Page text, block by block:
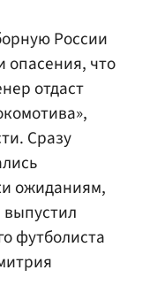
России
опасения, что
отдаст
Сразу
ожиданиям,
футболиста